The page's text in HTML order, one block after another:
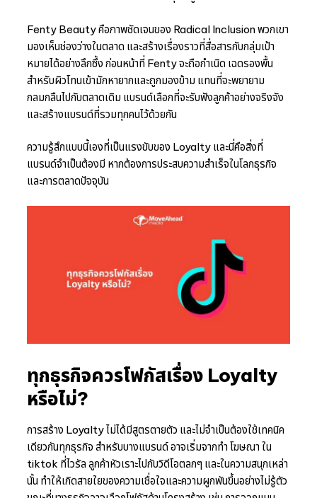
Fenty Beauty คือภาพชัดเจนของ Radical Inclusion พวกเขา
มองเห็นช่องว่างในตลาด และสร้างเรื่องราวที่สื่อสารกับกลุ่มเป้า
หมายได้อย่างลึกซึ้ง ก่อนหน้าที่ Fenty จะถือกำเนิด เฉดรองพื้น
สำหรับผิวโทนเข้ามักหายากและถูกมองข้าม แทนที่จะพยายาม
กลมกลืนไปกับตลาดเดิม แบรนด์เลือกที่จะรับฟังลูกค้าอย่างจริงจัง
และสร้างแบรนด์ที่รวมทุกคนไว้ด้วยกัน
ความรู้สึกแบบนี้เองที่เป็นแรงขับของ Loyalty และนี่คือสิ่งที่
แบรนด์จำเป็นต้องมี หากต้องการประสบความสำเร็จในโลกธุรกิจ
และการตลาดปัจจุบัน
ทุกธุรกิจควรโฟกัสเรื่อง Loyalty
หรือไม่?
การสร้าง Loyalty ไม่ได้มีสูตรตายตัว และไม่จำเป็นต้องใช้เทคนิค
เดียวกันทุกธุรกิจ สำหรับบางแบรนด์ อาจเริ่มจากทํา โฆษณา ใน
tiktok ที่ไวรัล ลูกค้าหัวเราะไปกับวิดีโอตลกๆ และในความสนุกเหล่า
นั้น ทำให้เกิดสายใยของความเชื่อใจและความผูกพันขึ้นอย่างไม่รู้ตัว